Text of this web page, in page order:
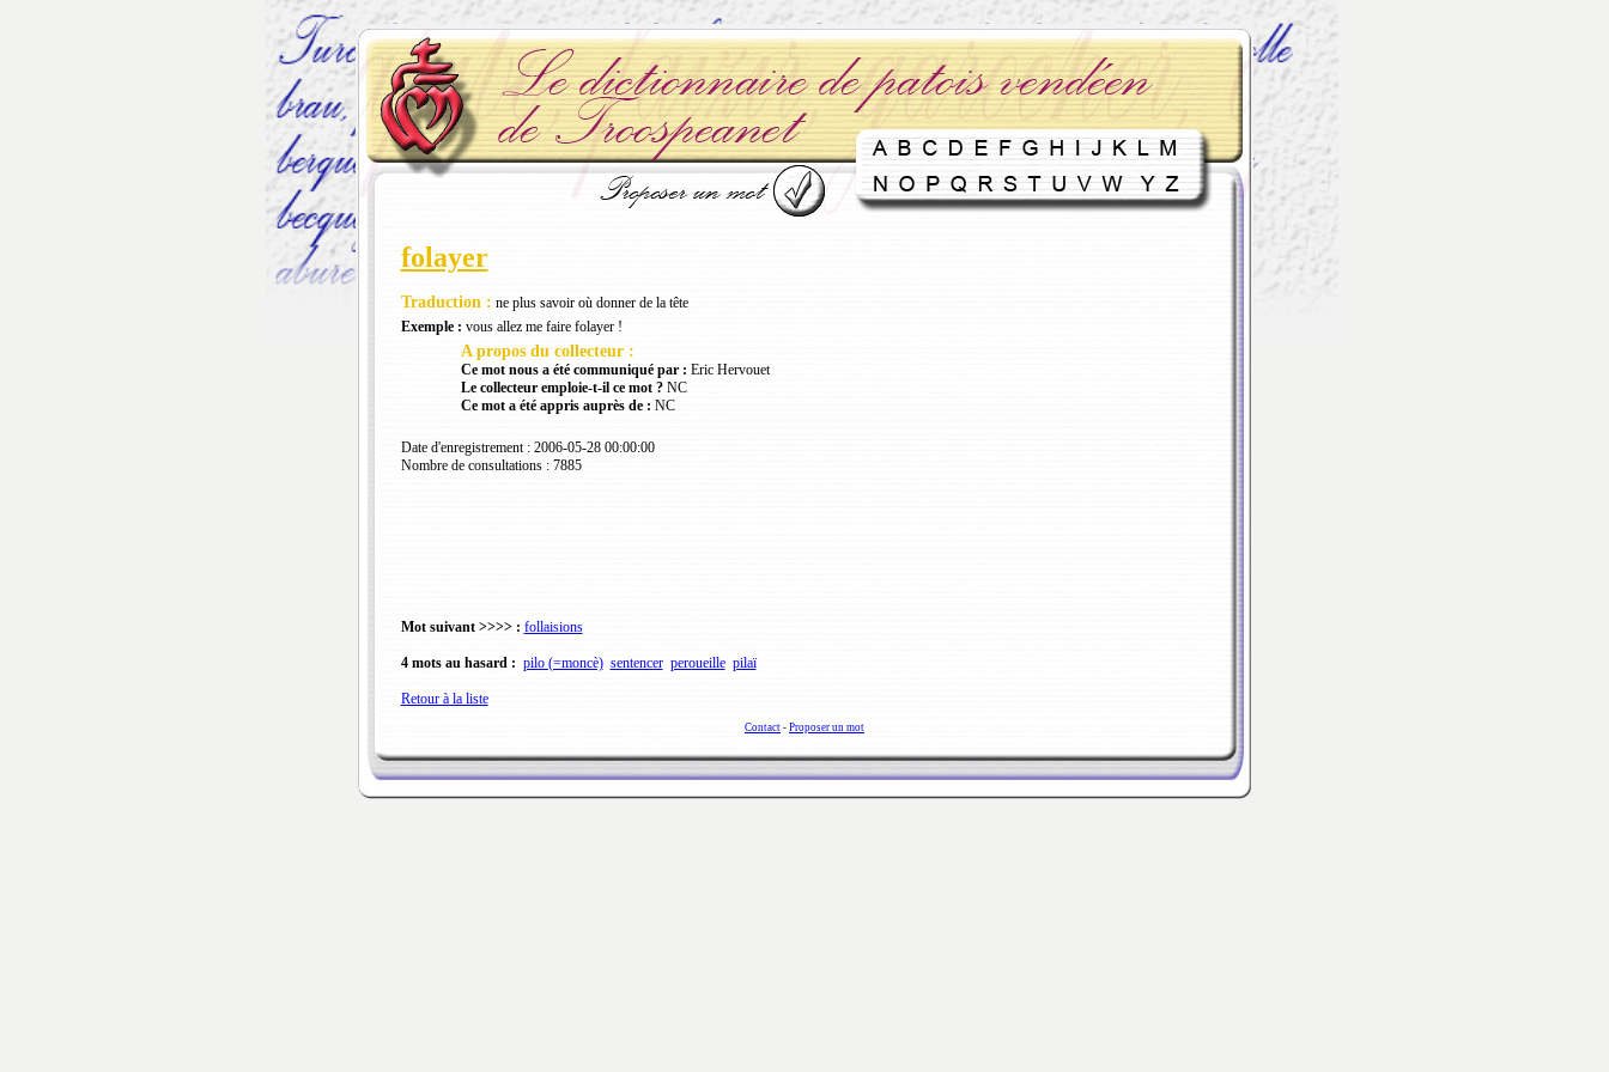
folayer
Traduction : ne plus savoir où donner de la tête
Exemple : vous allez me faire folayer !
A propos du collecteur :
Ce mot nous a été communiqué par : Eric Hervouet
Le collecteur emploie-t-il ce mot ?NC
Ce mot a été appris auprès de : NC
Date d'enregistrement : 2006-05-28 00:00:00
Nombre de consultations : 7885
Mot suivant >>>> : follaisions
4 mots au hasard : pilo (=moncè) sentencer peroueille pilaï
Retour à la liste
Contact - Proposer un mot